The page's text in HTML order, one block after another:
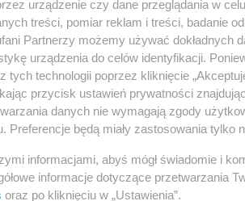
zagrała na
Muzyczny
nawiązać
każdym w tej
w Pakości
Kto siedział za
kierownicą
Kierowca zbiegł
urządzenie czy dane przeglądania w
treści, pomiar reklam i treści, badanie
Partnerzy możemy używać dokładnych
urządzenia do celów identyfikacji.
tych technologii poprzez kliknięcie
przycisk ustawień prywatności
danych nie wymagają zgody
Preferencje będą miały zastosowania tylko
informacjami, abyś mógł świadomie i
informacje dotyczące przetwarzania
oraz po kliknięciu w „Ustawienia”.